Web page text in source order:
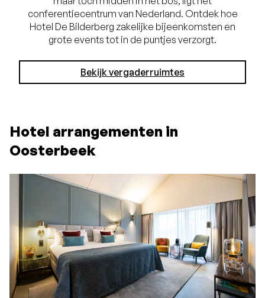
conferentiecentrum van Nederland. Ontdek hoe
Hotel De Bilderberg zakelijke bijeenkomsten en
grote events tot in de puntjes verzorgt.
Bekijk vergaderruimtes
Hotel arrangementen in
Oosterbeek